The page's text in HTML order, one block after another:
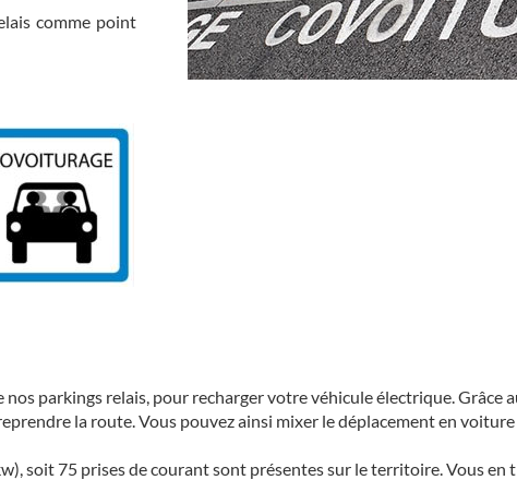
comme point
parkings relais, pour recharger votre véhicule électrique. Grâce
la route. Vous pouvez ainsi mixer le déplacement en
soit 75 prises de courant sont présentes sur le territoire. Vous en